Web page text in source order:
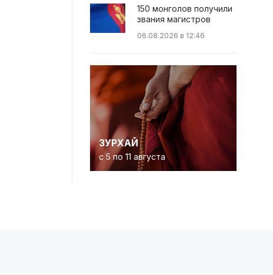
150 монголов получили
звания магистров
06.08.2026 в 12:46
ЗУРХАЙ
с 5 по 11 августа